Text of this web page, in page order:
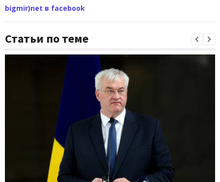
bigmir)net в facebook
Статьи по теме